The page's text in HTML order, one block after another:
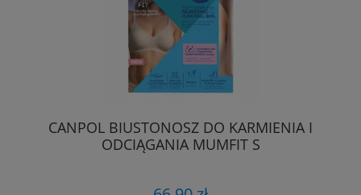
CANPOL BIUSTONOSZ DO KARMIENIA I
ODCIĄGANIA MUMFIT S